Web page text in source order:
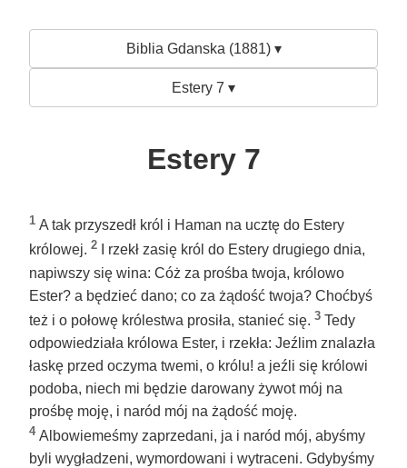
Biblia Gdanska (1881) ▾
Estery 7 ▾
Estery 7
1 A tak przyszedł król i Haman na ucztę do Estery
królowej. 2
I rzekł zasię król do Estery drugiego dnia,
napiwszy się wina: Cóż za prośba twoja, królowo
Ester? a będzieć dano; co za żądość twoja? Choćbyś
też i o połowę królestwa prosiła, stanieć się. 3 Tedy
odpowiedziała królowa Ester, i rzekła: Jeźlim znalazła
łaskę przed oczyma twemi, o królu! a jeźli się królowi
podoba, niech mi będzie darowany żywot mój na
prośbę moję, i naród mój na żądość moję.
4 Albowiemeśmy zaprzedani, ja i naród mój, abyśmy
byli wygładzeni, wymordowani i wytraceni. Gdybyśmy